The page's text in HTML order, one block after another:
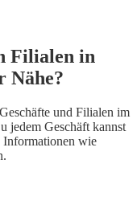
Filialen in
Nähe?
und Filialen im
jedem Geschäft kannst
wie